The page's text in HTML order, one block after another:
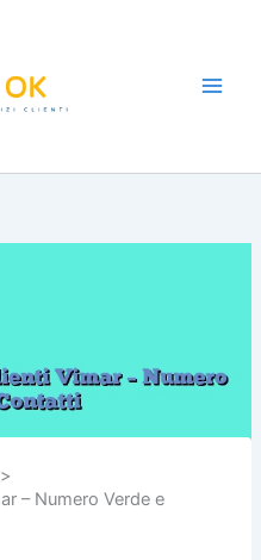
– Numero Verde e